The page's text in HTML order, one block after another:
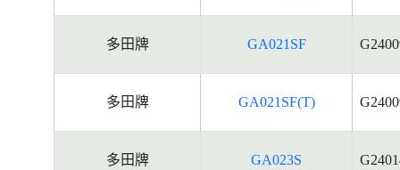
多田牌 GA021SF
多田牌 GA021SF(T)
多田牌 GA023S